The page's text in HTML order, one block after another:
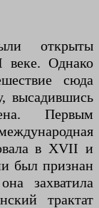
открыты
веке. Однако
сюда
высадившись
Первым
в XVII и
был признан
захватила
трактат